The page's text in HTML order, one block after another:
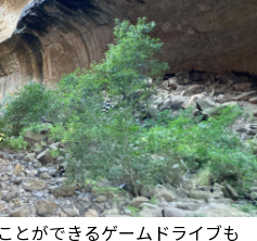
とができるゲームドライブも